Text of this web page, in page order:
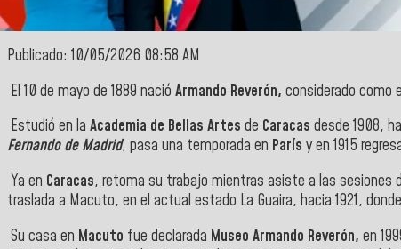
Publicado: 10/05/2026 08:58 AM
El 10 de mayo de 1889 nació Armando Reverón, considerado como
Estudió en la Academia de Bellas Artes de Caracas desde 1908,
Fernando de Madrid, pasa una temporada en París y en 1915
Ya en Caracas, retoma su trabajo mientras asiste a las sesiones
traslada a Macuto, en el actual estado La Guaira, hacia 1921,
Su casa en Macuto fue declarada Museo Armando Reverón, en